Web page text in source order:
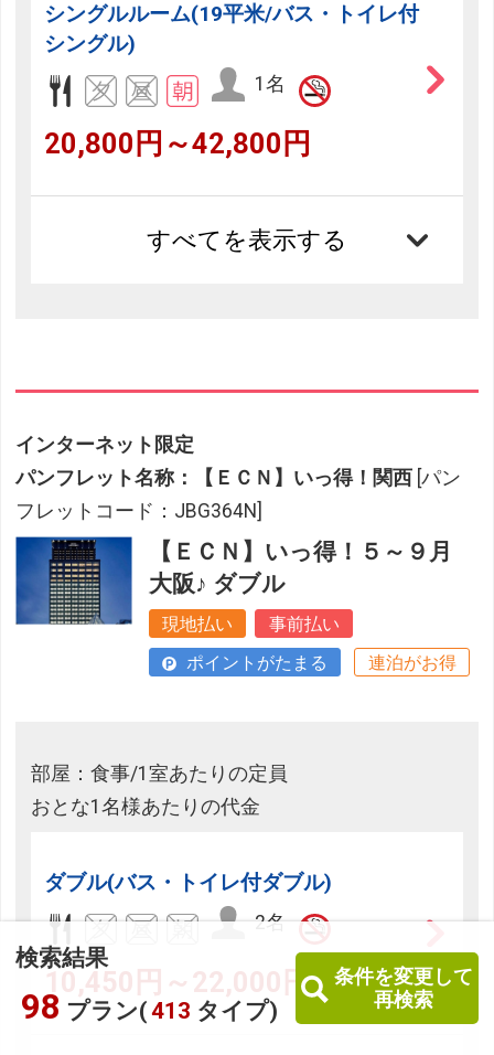
検索結果
98 プラン(413 タイプ)
条件を変更して
再検索
シングルルーム(19平米/バス・トイレ付
シングル)
1名
20,800円～42,800円
すべてを表示する
インターネット限定
パンフレット名称：【ＥＣＮ】いっ得！関西 [パン
フレットコード：JBG364N]
【ＥＣＮ】いっ得！５～９月
大阪♪ ダブル
現地払い
事前払い
ポイントがたまる
連泊がお得
部屋：食事/1室あたりの定員
おとな1名様あたりの代金
ダブル(バス・トイレ付ダブル)
2名
10,450円～22,000円